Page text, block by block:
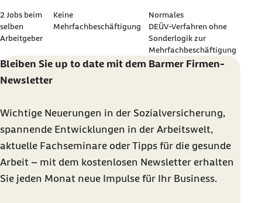
2 Jobs beim
selben
Arbeitgeber
Keine
Mehrfachbeschäftigung
Normales
DEÜV‑Verfahren ohne
Sonderlogik zur
Mehrfachbeschäftigung
Bleiben Sie up to date mit dem Barmer Firmen-
Newsletter
Wichtige Neuerungen in der Sozialversicherung,
spannende Entwicklungen in der Arbeitswelt,
aktuelle Fachseminare oder Tipps für die gesunde
Arbeit – mit dem kostenlosen Newsletter erhalten
Sie jeden Monat neue Impulse für Ihr Business.